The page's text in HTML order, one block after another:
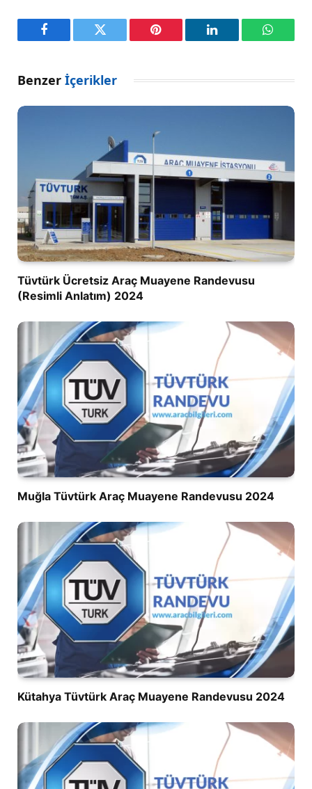
Facebook Twitter Pinterest LinkedIn
Benzer İçerikler
Tüvtürk Ücretsiz Araç Muayene Randevusu
(Resimli Anlatım) 2024
Muğla Tüvtürk Araç Muayene Randevusu 2024
Kütahya Tüvtürk Araç Muayene Randevusu 2024